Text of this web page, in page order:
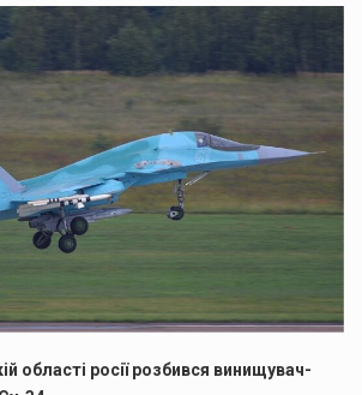
області росії розбився винищувач-